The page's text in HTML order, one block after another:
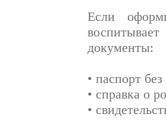
Если
документы:
• паспорт
• справка о
•